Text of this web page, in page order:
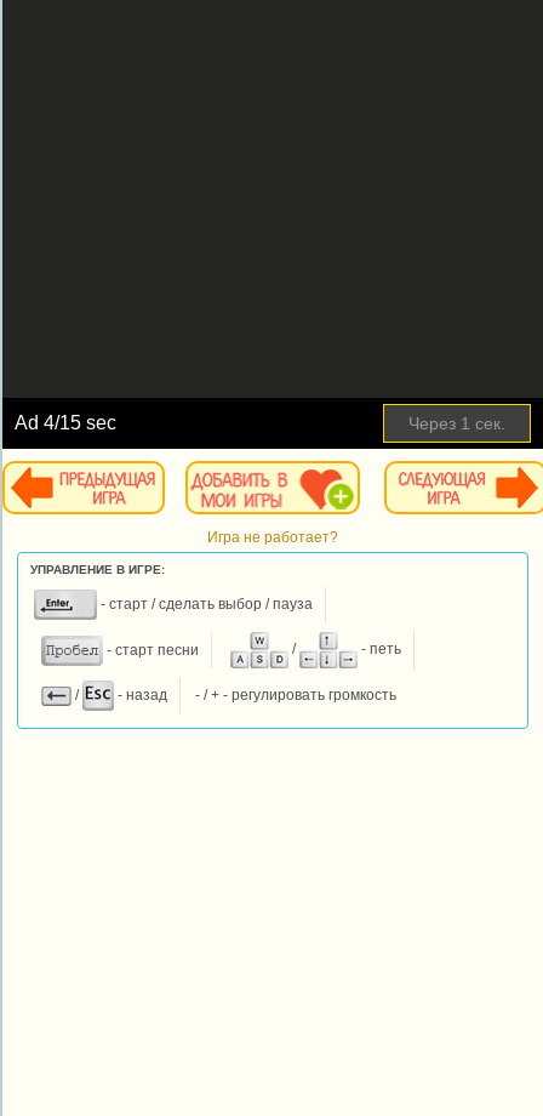
Ad4/15 sec Через 1 сек.
Игра не работает?
УПРАВЛЕНИЕ В ИГРЕ:
- старт / сделать выбор / пауза
- старт песни / - петь
/ - назад - / + - регулировать громкость